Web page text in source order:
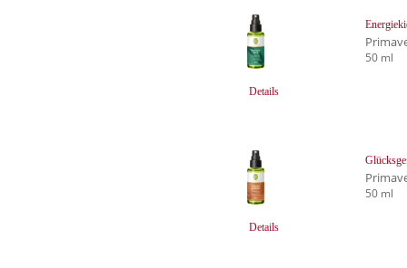
Details
50 ml
Details
50 ml